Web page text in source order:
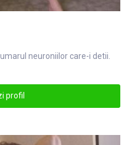
ul neuroniilor care-i detii.
profil